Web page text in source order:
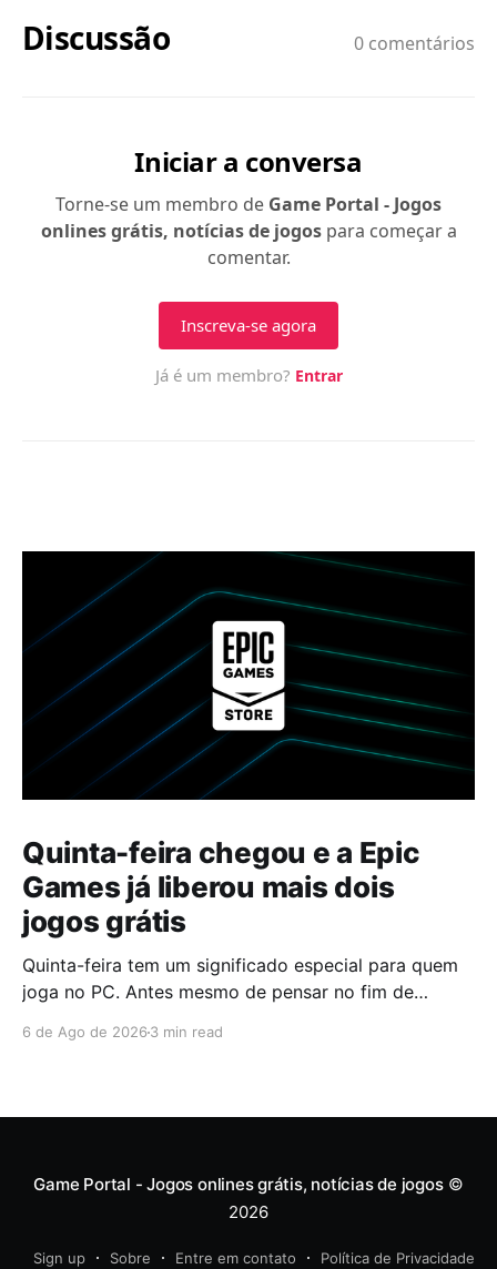
X|S.
Quinta-feira chegou e a Epic
Games já liberou mais dois
jogos grátis
Quinta-feira tem um significado especial para quem
joga no PC. Antes mesmo de pensar no fim de
descobrir quais serão os próximos jogos a entrar na
6 de Ago de 2026 3 min read
Game Portal - Jogos onlines grátis, notícias de jogos©
2026
Sign up Sobre Entre em contato Política de Privacidade